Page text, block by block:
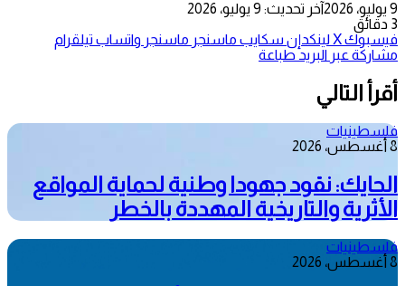
9 يوليو، 2026
آخر تحديث: 9 يوليو، 2026
3 دقائق
فيسبوك‫Xلينكدإن سكايب ماسنجر ماسنجر واتساب تيلقرام
مشاركة عبر البريد طباعة
أقرأ التالي
فلسطينيات
8 أغسطس، 2026
الحايك: نقود جهودا وطنية لحماية المواقع
الأثرية والتاريخية المهددة بالخطر
فلسطينيات
8 أغسطس، 2026